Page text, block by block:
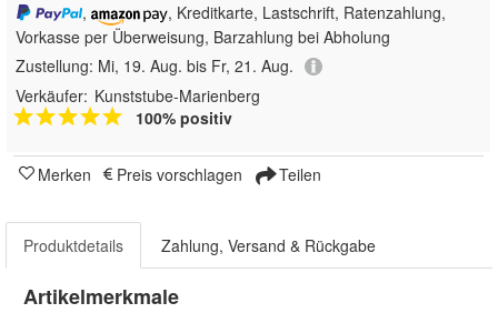
,
, Kreditkarte, Lastschrift, Ratenzahlung,
Vorkasse per Überweisung, Barzahlung bei Abholung
Zustellung: Mi, 19. Aug. bis Fr, 21. Aug.
Verkäufer: Kunststube-Marienberg
100% positiv
Merken Preis vorschlagen Teilen
Produktdetails Zahlung, Versand & Rückgabe
Artikelmerkmale